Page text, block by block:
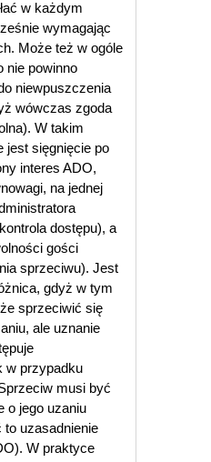
w każdym
wymagając
Może też w ogóle
nie powinno
niewpuszczenia
wówczas zgoda
W takim
jest sięgnięcie po
interes ADO,
na jednej
dostępu), a
gości
sprzeciwu). Jest
gdyż w tym
sprzeciwić się
ale uznanie
w przypadku
musi być
o jego uzaniu
to uzasadnienie
W praktyce